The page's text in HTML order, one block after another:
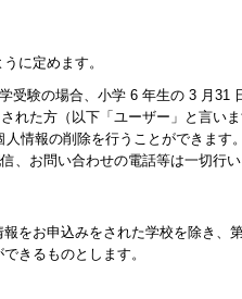
に定めます。
受験の場合、小学 6 年生の 3 月31
れた方（以下「ユーザー」と言い
情報の削除を行うことができます。
、お問い合わせの電話等は一切行い
をお申込みをされた学校を除き、
きるものとします。